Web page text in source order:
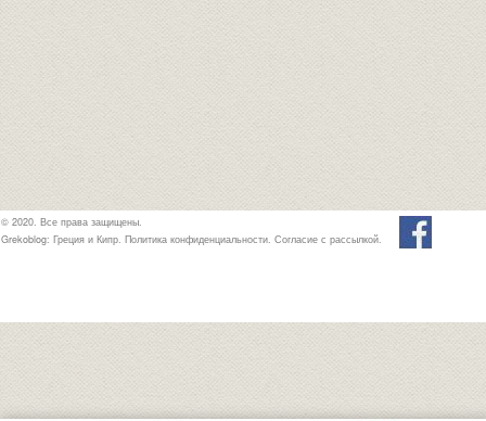
© 2020. Все права защищены.
Grekoblog: Греция и Кипр. Политика конфиденциальности. Согласие с рассылкой.